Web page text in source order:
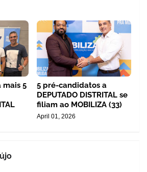
mais 5
5 pré-candidatos a
DEPUTADO DISTRITAL se
filiam ao MOBILIZA (33)
April 01, 2026